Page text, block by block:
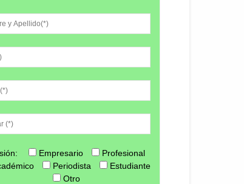
Empresario
Profesional
Periodista
Estudiante
Otro